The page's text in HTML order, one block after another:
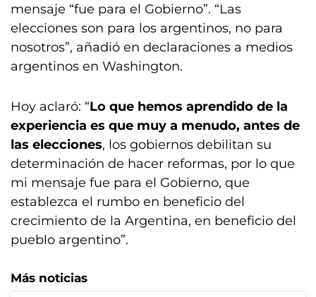
mensaje “fue para el Gobierno”. “Las
elecciones son para los argentinos, no para
nosotros”, añadió en declaraciones a medios
argentinos en Washington.
Hoy aclaró: “Lo que hemos aprendido de la
experiencia es que muy a menudo, antes de
las elecciones, los gobiernos debilitan su
determinación de hacer reformas, por lo que
mi mensaje fue para el Gobierno, que
establezca el rumbo en beneficio del
crecimiento de la Argentina, en beneficio del
pueblo argentino”.
Más noticias